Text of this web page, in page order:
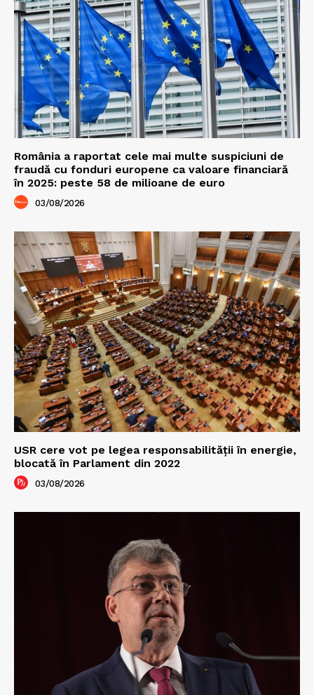
România a raportat cele mai multe suspiciuni de
fraudă cu fonduri europene ca valoare financiară
în 2025: peste 58 de milioane de euro
03/08/2026
USR cere vot pe legea responsabilității în energie,
blocată în Parlament din 2022
03/08/2026